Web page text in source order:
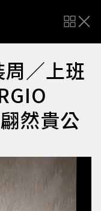
／上班
然貴公